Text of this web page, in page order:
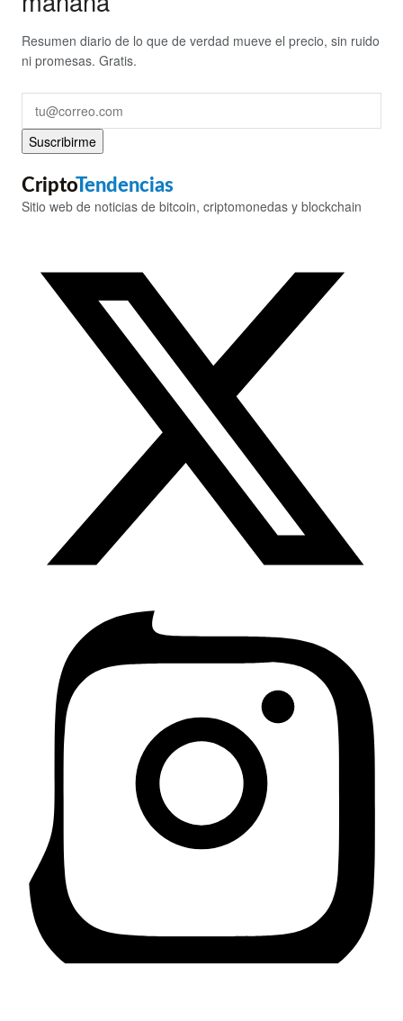
Resumen diario de lo que de verdad mueve el precio, sin ruido
ni promesas. Gratis.
Suscribirme
CriptoTendencias
Sitio web de noticias de bitcoin, criptomonedas y blockchain